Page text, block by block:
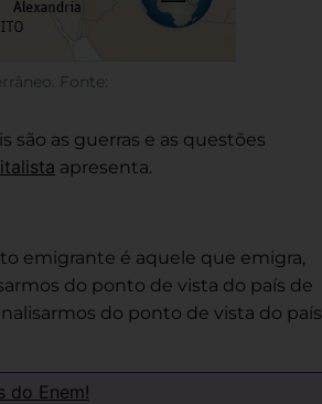
Fonte:
as guerras e as questões
apresenta.
emigrante é aquele que emigra,
do ponto de vista do país de
do ponto de vista do país
do Enem!